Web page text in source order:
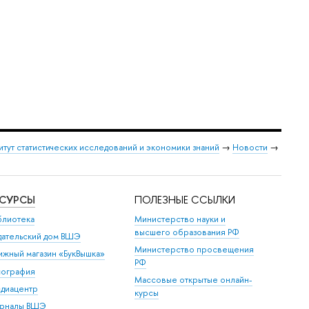
статистических исследований и экономики знаний → Новости →
дом ВШЭ
магазин «БукВышка»
ВШЭ
ПОЛЕЗНЫЕ ССЫЛКИ
Министерство науки и
высшего образования РФ
Министерство просвещения
РФ
Массовые открытые онлайн-
курсы